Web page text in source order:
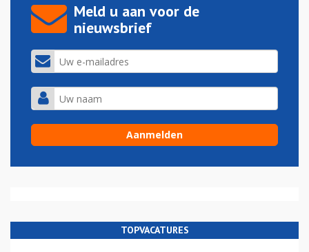
Meld u aan voor de
nieuwsbrief
TOPVACATURES